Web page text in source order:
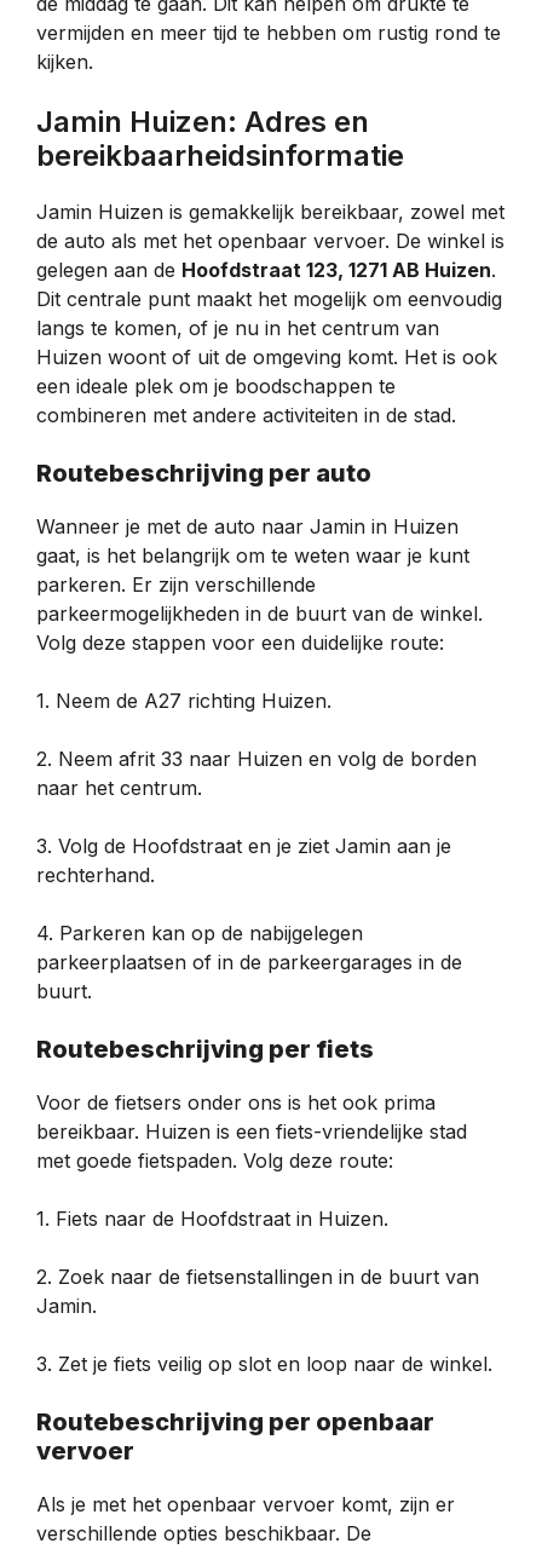
vermijden en meer tijd te hebben om rustig rond te
kijken.
Jamin Huizen: Adres en
bereikbaarheidsinformatie
Jamin Huizen is gemakkelijk bereikbaar, zowel met
de auto als met het openbaar vervoer. De winkel is
gelegen aan de Hoofdstraat 123, 1271 AB Huizen.
Dit centrale punt maakt het mogelijk om eenvoudig
langs te komen, of je nu in het centrum van
Huizen woont of uit de omgeving komt. Het is ook
een ideale plek om je boodschappen te
combineren met andere activiteiten in de stad.
Routebeschrijving per auto
Wanneer je met de auto naar Jamin in Huizen
gaat, is het belangrijk om te weten waar je kunt
parkeren. Er zijn verschillende
parkeermogelijkheden in de buurt van de winkel.
Volg deze stappen voor een duidelijke route:
1. Neem de A27 richting Huizen.
2. Neem afrit 33 naar Huizen en volg de borden
naar het centrum.
3. Volg de Hoofdstraat en je ziet Jamin aan je
rechterhand.
4. Parkeren kan op de nabijgelegen
parkeerplaatsen of in de parkeergarages in de
buurt.
Routebeschrijving per fiets
Voor de fietsers onder ons is het ook prima
bereikbaar. Huizen is een fiets-vriendelijke stad
met goede fietspaden. Volg deze route:
1. Fiets naar de Hoofdstraat in Huizen.
2. Zoek naar de fietsenstallingen in de buurt van
Jamin.
3. Zet je fiets veilig op slot en loop naar de winkel.
Routebeschrijving per openbaar
vervoer
Als je met het openbaar vervoer komt, zijn er
verschillende opties beschikbaar. De